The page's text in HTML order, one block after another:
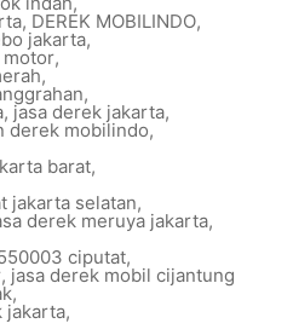
, DEREK MOBILINDO,
jakarta,
,
,
,
, jasa derek jakarta,
derek mobilindo,
barat,
jakarta selatan,
derek meruya jakarta,
ciputat,
, jasa derek mobil cijantung
,
jakarta,